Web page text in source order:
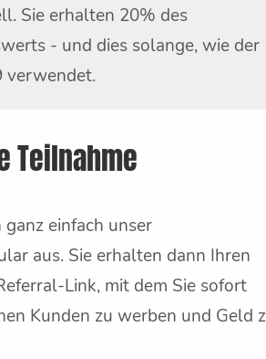
Sie erhalten 20% des
- und dies solange, wie der
verwendet.
Teilnahme
ganz einfach unser
aus. Sie erhalten dann Ihren
Link, mit dem Sie sofort
Kunden zu werben und Geld